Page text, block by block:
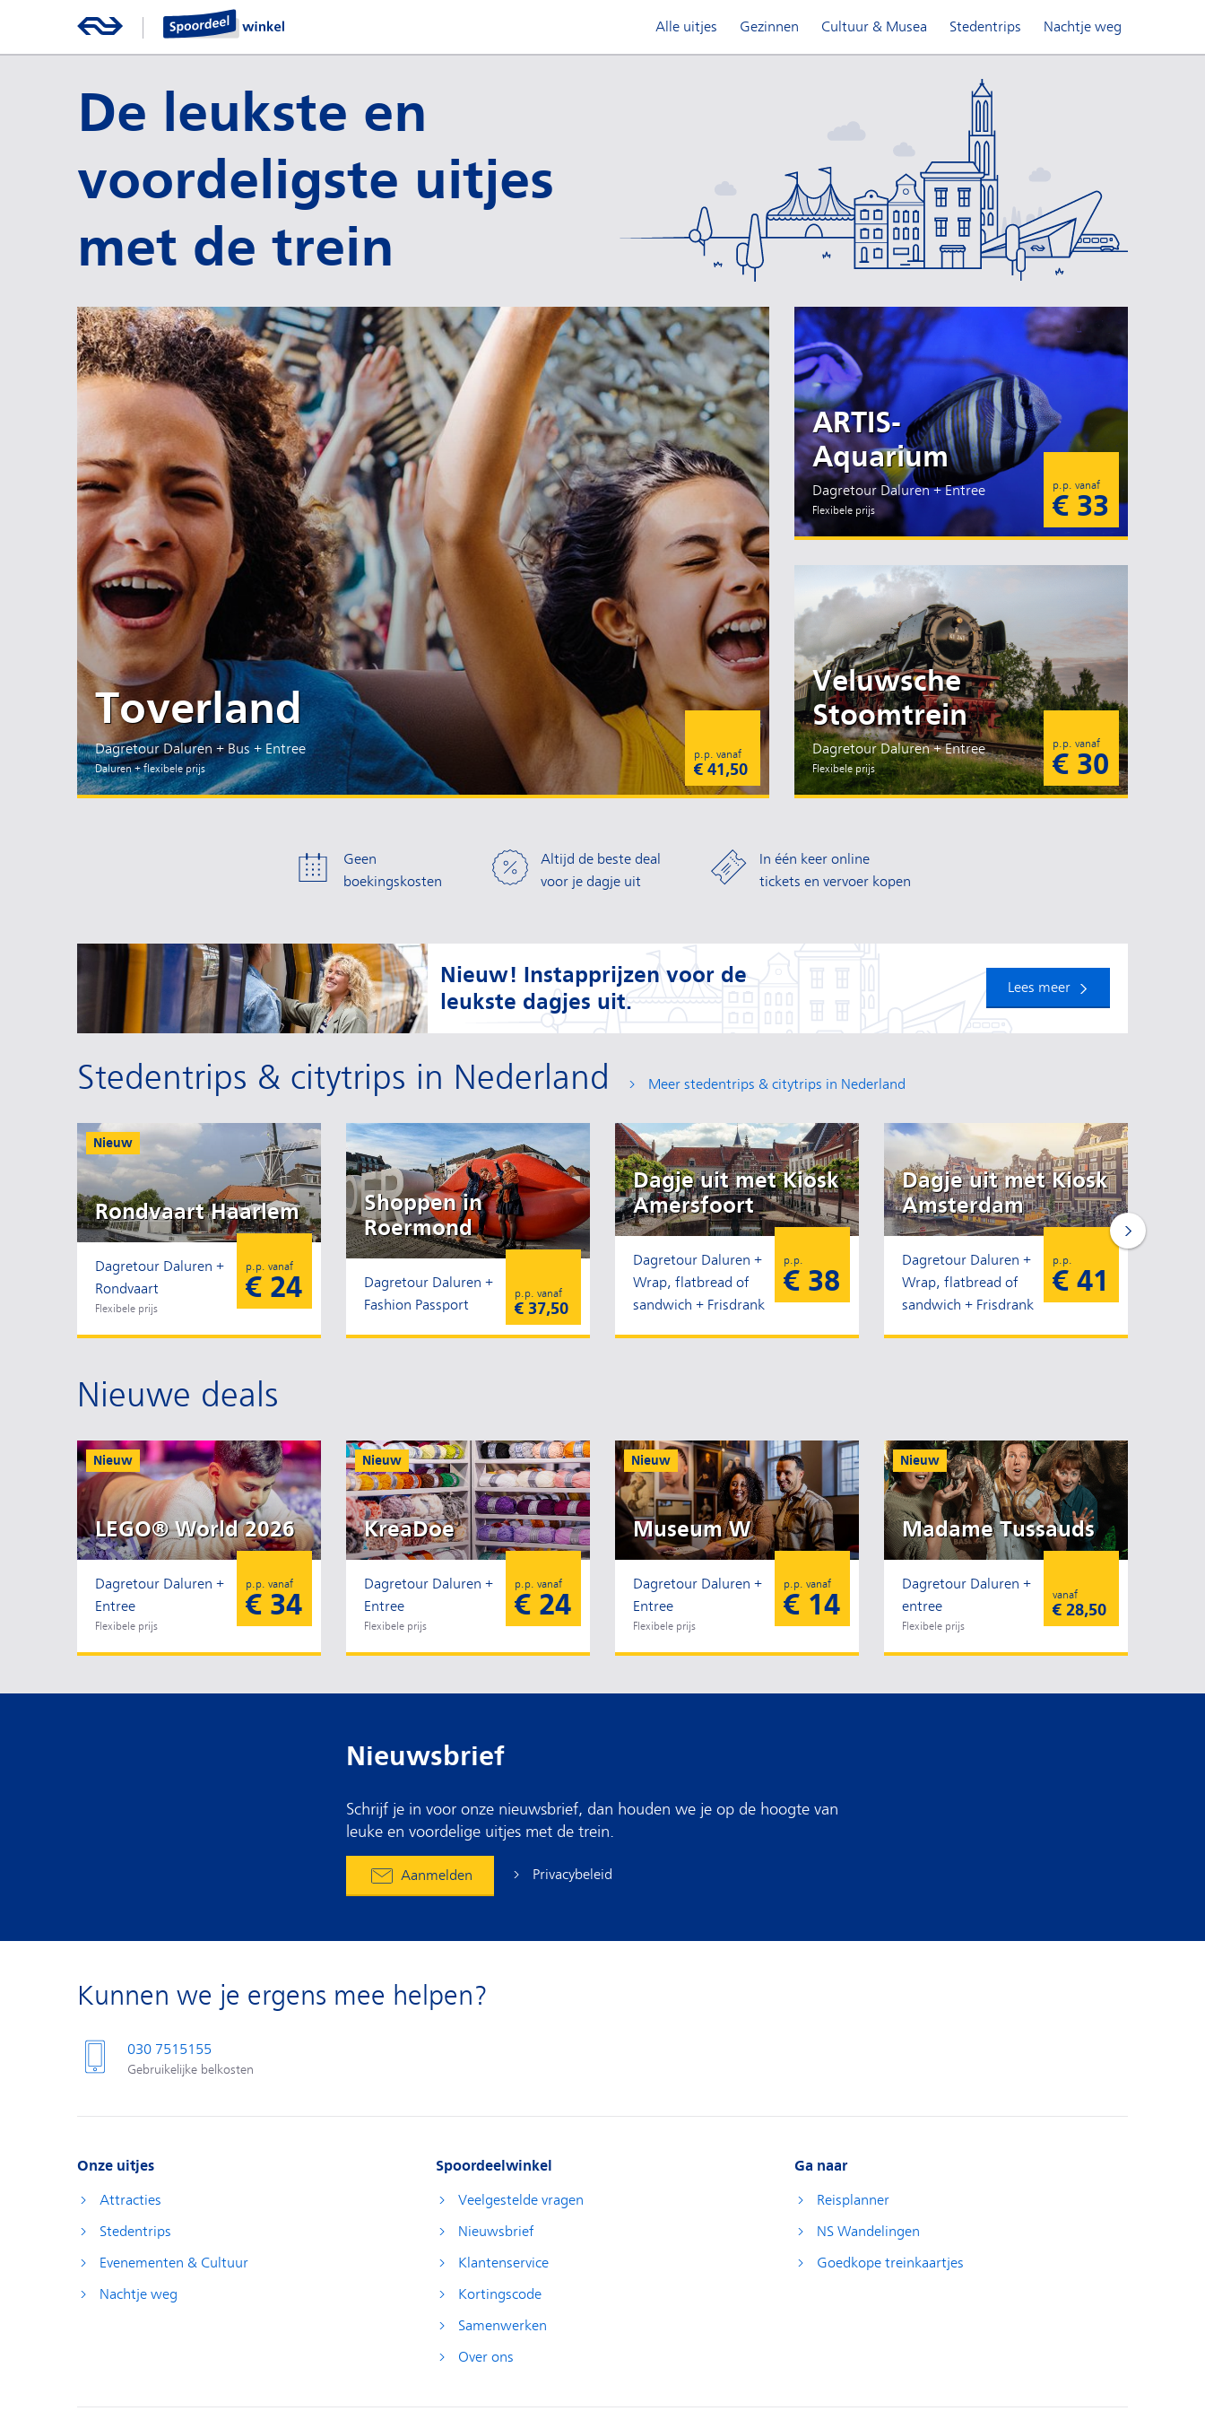
Alle uitjes Gezinnen Cultuur & Musea Stedentrips Nachtje weg
De leukste en
voordeligste uitjes
met de trein
Toverland
Dagretour Daluren + Bus + Entree
Daluren + flexibele prijs
p.p. vanaf
€ 41,50
ARTIS-
Aquarium
Dagretour Daluren + Entree
Flexibele prijs
p.p. vanaf
€ 33
Veluwsche
Stoomtrein
Dagretour Daluren + Entree
Flexibele prijs
p.p. vanaf
€ 30
Geen
boekingskosten
Altijd de beste deal
voor je dagje uit
In één keer online
tickets en vervoer kopen
Nieuw! Instapprijzen voor de
leukste dagjes uit.
Lees meer
Stedentrips & citytrips in Nederland Meer stedentrips & citytrips in Nederland
Rondvaart Haarlem
Dagretour Daluren +
Rondvaart
Flexibele prijs
p.p. vanaf
€ 24
Nieuw
Shoppen in
Roermond
Dagretour Daluren +
Fashion Passport
p.p. vanaf
€ 37,50
Dagje uit met Kiosk
Amersfoort
Dagretour Daluren +
Wrap, flatbread of
sandwich + Frisdrank
p.p.
€ 38
Dagje uit met Kiosk
Amsterdam
Dagretour Daluren +
Wrap, flatbread of
sandwich + Frisdrank
p.p.
€ 41
Nieuwe deals
LEGO® World 2026
Dagretour Daluren +
Entree
Flexibele prijs
p.p. vanaf
€ 34
Nieuw
KreaDoe
Dagretour Daluren +
Entree
Flexibele prijs
p.p. vanaf
€ 24
Nieuw
Museum W
Dagretour Daluren +
Entree
Flexibele prijs
p.p. vanaf
€ 14
Nieuw
Madame Tussauds
Dagretour Daluren +
entree
Flexibele prijs
vanaf
€ 28,50
Nieuw
Nieuwsbrief
Schrijf je in voor onze nieuwsbrief, dan houden we je op de hoogte van
leuke en voordelige uitjes met de trein.
Aanmelden Privacybeleid
Kunnen we je ergens mee helpen?
030 7515155
Gebruikelijke belkosten
Onze uitjes
Attracties
Stedentrips
Evenementen & Cultuur
Nachtje weg
Spoordeelwinkel
Veelgestelde vragen
Nieuwsbrief
Klantenservice
Kortingscode
Samenwerken
Over ons
Ga naar
Reisplanner
NS Wandelingen
Goedkope treinkaartjes